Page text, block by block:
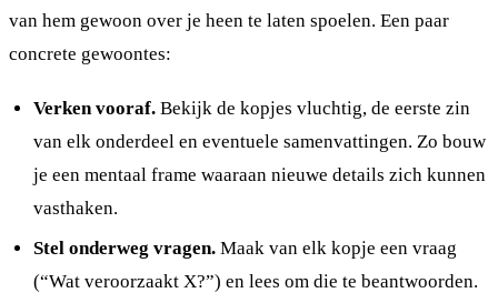
van hem gewoon over je heen te laten spoelen. Een paar
concrete gewoontes:
Verken vooraf. Bekijk de kopjes vluchtig, de eerste zin
van elk onderdeel en eventuele samenvattingen. Zo bouw
je een mentaal frame waaraan nieuwe details zich kunnen
vasthaken.
Stel onderweg vragen. Maak van elk kopje een vraag
(“Wat veroorzaakt X?”) en lees om die te beantwoorden.